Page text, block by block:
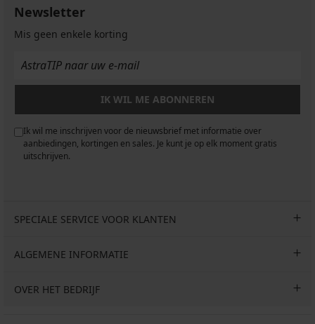
Newsletter
Mis geen enkele korting
IK WIL ME ABONNEREN
Ik wil me inschrijven voor de nieuwsbrief met informatie over
aanbiedingen, kortingen en sales. Je kunt je op elk moment gratis
uitschrijven.
SPECIALE SERVICE VOOR KLANTEN
ALGEMENE INFORMATIE
OVER HET BEDRIJF